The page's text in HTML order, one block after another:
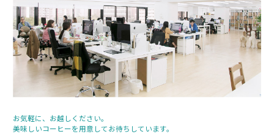
お気軽に、お越しください。
美味しいコーヒーを用意してお待ちしています。